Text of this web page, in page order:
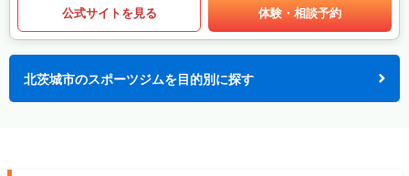
公式サイトを見る 体験・相談予約
北茨城市のスポーツジムを目的別に探す